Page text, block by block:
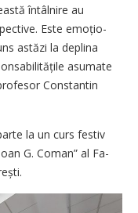
întâlnire au
Este emoțio­
astăzi la deplina
asumate
Constantin
la un curs festiv
G. Coman” al Fa­